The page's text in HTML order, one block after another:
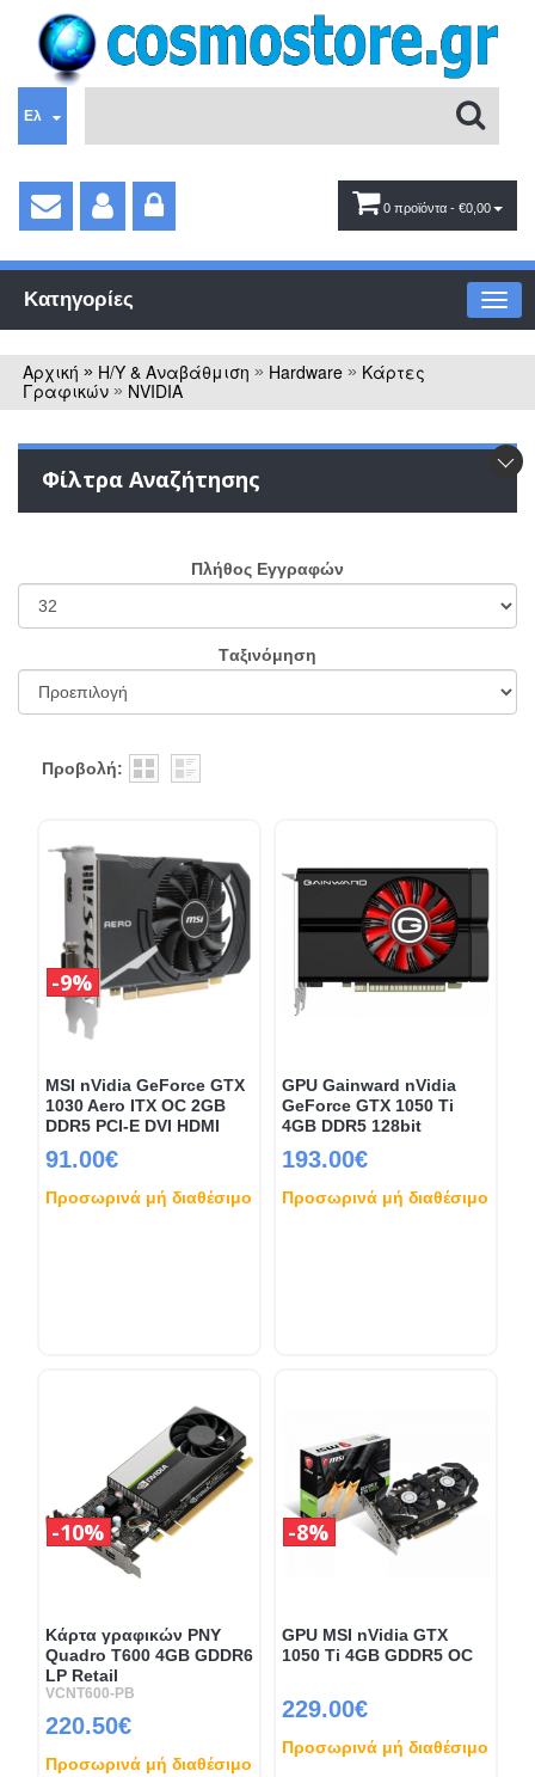
Ελ
0 προϊόντα - €0,00
Κατηγορίες
Αρχική » Η/Υ & Αναβάθμιση » Hardware » Κάρτες
Γραφικών » NVIDIA
Φίλτρα Αναζήτησης
Πλήθος Εγγραφών
Tαξινόμηση
Προβολή:
MSI nVidia GeForce GTX
1030 Aero ITX OC 2GB
DDR5 PCI-E DVI HDMI
91.00€
9%
Προσωρινά μή διαθέσιμο
GPU Gainward nVidia
GeForce GTX 1050 Ti
4GB DDR5 128bit
193.00€
Προσωρινά μή διαθέσιμο
Κάρτα γραφικών PNY
Quadro T600 4GB GDDR6
LP Retail
VCNT600-PB
220.50€
10%
Προσωρινά μή διαθέσιμο
GPU MSI nVidia GTX
1050 Ti 4GB GDDR5 OC
229.00€
8%
Προσωρινά μή διαθέσιμο